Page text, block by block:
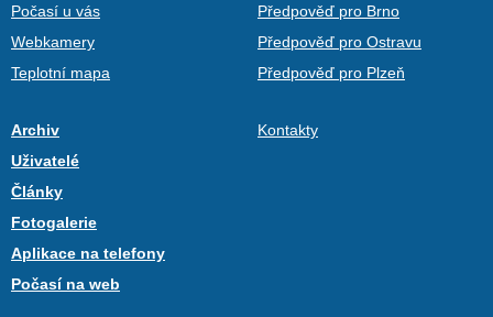
Počasí u vás
Webkamery
Teplotní mapa
Předpověď pro Brno
Předpověď pro Ostravu
Předpověď pro Plzeň
Archiv
Uživatelé
Články
Fotogalerie
Aplikace na telefony
Počasí na web
Kontakty